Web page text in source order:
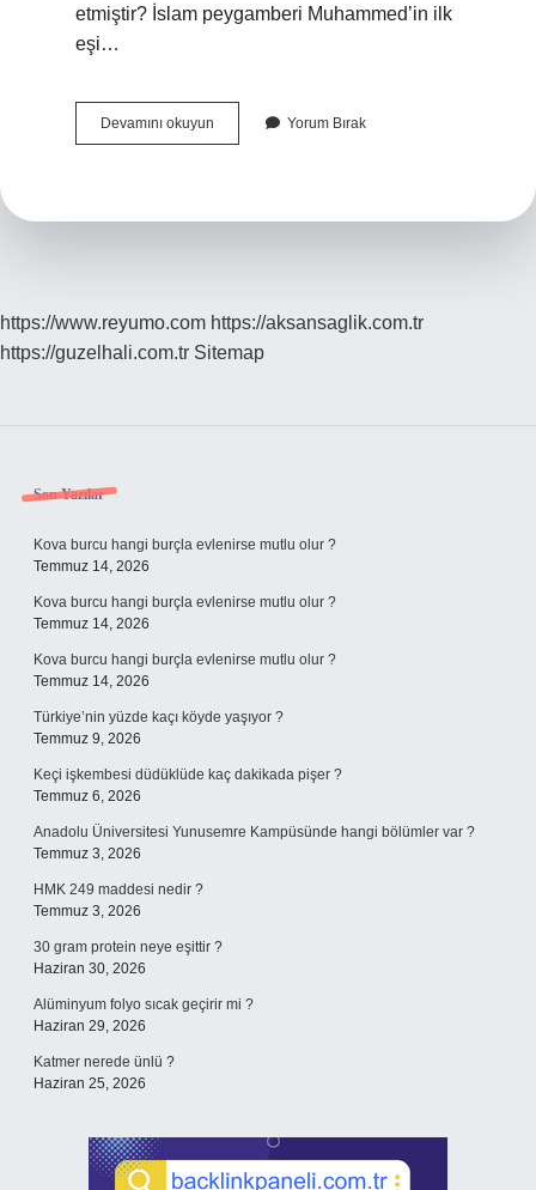
etmiştir? İslam peygamberi Muhammed’in ilk
eşi…
Devamını okuyun
Muhammed
Yorum Bırak
https://www.reyumo.com https://aksansaglik.com.tr
https://guzelhali.com.tr Sitemap
Sidebar
Son Yazılar
Kova burcu hangi burçla evlenirse mutlu olur ?
Temmuz 14, 2026
Kova burcu hangi burçla evlenirse mutlu olur ?
Temmuz 14, 2026
Kova burcu hangi burçla evlenirse mutlu olur ?
Temmuz 14, 2026
Türkiye’nin yüzde kaçı köyde yaşıyor ?
Temmuz 9, 2026
Keçi işkembesi düdüklüde kaç dakikada pişer ?
Temmuz 6, 2026
Anadolu Üniversitesi Yunusemre Kampüsünde hangi bölümler var ?
Temmuz 3, 2026
HMK 249 maddesi nedir ?
Temmuz 3, 2026
30 gram protein neye eşittir ?
Haziran 30, 2026
Alüminyum folyo sıcak geçirir mi ?
Haziran 29, 2026
Katmer nerede ünlü ?
Haziran 25, 2026